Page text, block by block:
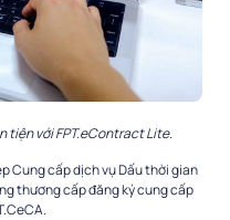
tiện với FPT.eContract Lite.
Cung cấp dịch vụ Dấu thời gian
thương cấp đăng ký cung cấp